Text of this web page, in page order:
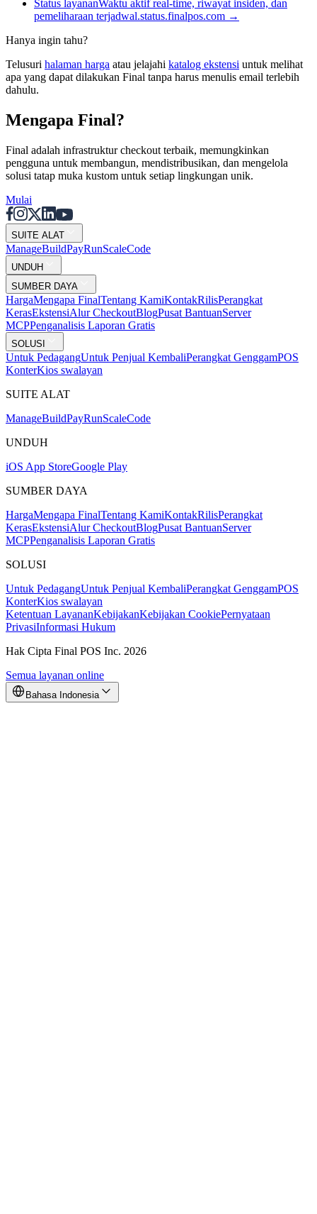
Status layananWaktu aktif real-time, riwayat insiden, dan
pemeliharaan terjadwal.status.finalpos.com →
Hanya ingin tahu?
Telusuri halaman harga atau jelajahi katalog ekstensi untuk melihat
apa yang dapat dilakukan Final tanpa harus menulis email terlebih
dahulu.
Mengapa Final?
Final adalah infrastruktur checkout terbaik, memungkinkan
pengguna untuk membangun, mendistribusikan, dan mengelola
solusi tatap muka kustom untuk setiap lingkungan unik.
Mulai
SUITE ALAT
ManageBuildPayRunScaleCode
UNDUH
SUMBER DAYA
HargaMengapa FinalTentang KamiKontakRilisPerangkat
KerasEkstensiAlur CheckoutBlogPusat BantuanServer
MCPPenganalisis Laporan Gratis
SOLUSI
Untuk PedagangUntuk Penjual KembaliPerangkat GenggamPOS
KonterKios swalayan
SUITE ALAT
ManageBuildPayRunScaleCode
UNDUH
iOS App StoreGoogle Play
SUMBER DAYA
HargaMengapa FinalTentang KamiKontakRilisPerangkat
KerasEkstensiAlur CheckoutBlogPusat BantuanServer
MCPPenganalisis Laporan Gratis
SOLUSI
Untuk PedagangUntuk Penjual KembaliPerangkat GenggamPOS
KonterKios swalayan
Ketentuan LayananKebijakanKebijakan CookiePernyataan
PrivasiInformasi Hukum
Hak Cipta Final POS Inc. 2026
Semua layanan online
Bahasa Indonesia